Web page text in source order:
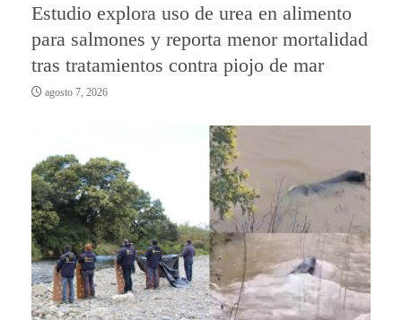
Estudio explora uso de urea en alimento
para salmones y reporta menor mortalidad
tras tratamientos contra piojo de mar
agosto 7, 2026